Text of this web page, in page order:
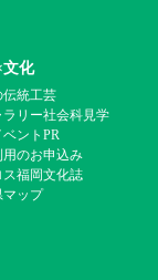
文化
伝統工芸
ラリー社会科見学
ントPR
用のお申込み
ス福岡文化誌
マップ